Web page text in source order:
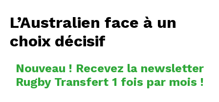
L’Australien face à un
choix décisif
Nouveau ! Recevez la newsletter
Rugby Transfert 1 fois par mois !